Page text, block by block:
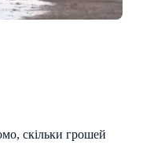
скільки грошей